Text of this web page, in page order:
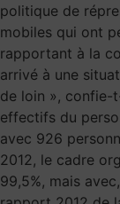
politique de
mobiles qui ont
rapportant à la
arrivé à une
de loin », confie-
effectifs du
avec 926
2012, le cadre
99,5%, mais